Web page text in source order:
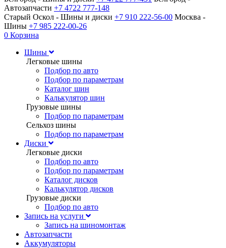
Автозапчасти +7 4722 777-148
Старый Оскол - Шины и диски +7 910 222-56-00 Москва -
Шины +7 985 222-00-26
0 Корзина
Шины
Легковые шины
Подбор по авто
Подбор по параметрам
Каталог шин
Калькулятор шин
Грузовые шины
Подбор по параметрам
Сельхоз шины
Подбор по параметрам
Диски
Легковые диски
Подбор по авто
Подбор по параметрам
Каталог дисков
Калькулятор дисков
Грузовые диски
Подбор по авто
Запись на услуги
Запись на шиномонтаж
Автозапчасти
Аккумуляторы